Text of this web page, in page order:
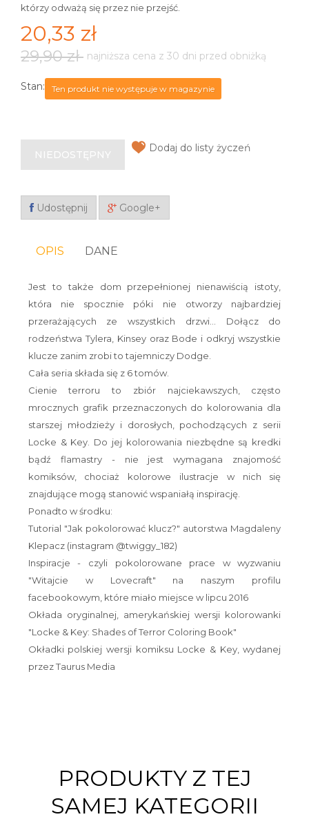
którzy odważą się przez nie przejść.
20,33 zł
29,90 zł najniższa cena z 30 dni przed obniżką
Stan: Ten produkt nie występuje w magazynie
NIEDOSTĘPNY
Dodaj do listy życzeń
Udostępnij Google+
OPIS DANE
Jest to także dom przepełnionej nienawiścią istoty,
która nie spocznie póki nie otworzy najbardziej
przerażających ze wszystkich drzwi... Dołącz do
rodzeństwa Tylera, Kinsey oraz Bode i odkryj wszystkie
klucze zanim zrobi to tajemniczy Dodge.
Cała seria składa się z 6 tomów.
Cienie terroru to zbiór najciekawszych, często
mrocznych grafik przeznaczonych do kolorowania dla
starszej młodzieży i dorosłych, pochodzących z serii
Locke & Key. Do jej kolorowania niezbędne są kredki
bądź flamastry - nie jest wymagana znajomość
komiksów, chociaż kolorowe ilustracje w nich się
znajdujące mogą stanowić wspaniałą inspirację.
Ponadto w środku:
Tutorial "Jak pokolorować klucz?" autorstwa Magdaleny
Klepacz (instagram @twiggy_182)
Inspiracje - czyli pokolorowane prace w wyzwaniu
"Witajcie w Lovecraft" na naszym profilu
facebookowym, które miało miejsce w lipcu 2016
Okłada oryginalnej, amerykańskiej wersji kolorowanki
"Locke & Key: Shades of Terror Coloring Book"
Okładki polskiej wersji komiksu Locke & Key, wydanej
przez Taurus Media
PRODUKTY Z TEJ
SAMEJ KATEGORII